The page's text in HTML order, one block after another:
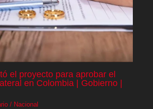
el proyecto para aprobar el
en Colombia | Gobierno |
/ Nacional